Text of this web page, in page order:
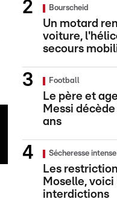
Bourscheid
Un motard
voiture,
secours
Football
Le père et
Messi
ans
Sécheresse intense
Les
Moselle,
interdictions